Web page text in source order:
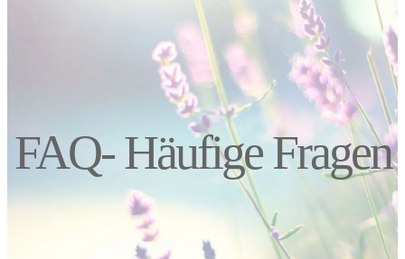
FAQ- Häufige Fragen